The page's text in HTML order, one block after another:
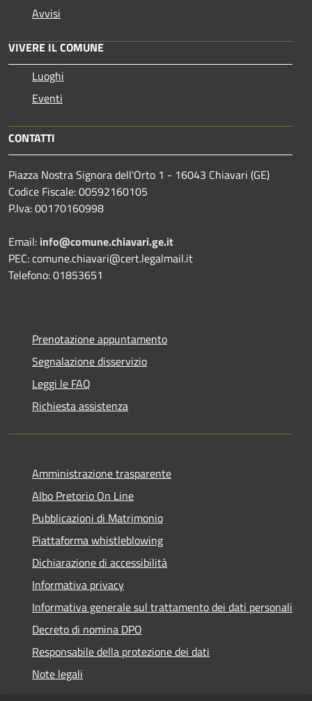
Avvisi
VIVERE IL COMUNE
Luoghi
Eventi
CONTATTI
Piazza Nostra Signora dell'Orto 1 - 16043 Chiavari (GE)
Codice Fiscale: 00592160105
P.Iva: 00170160998
Email: info@comune.chiavari.ge.it
PEC: comune.chiavari@cert.legalmail.it
Telefono: 01853651
Prenotazione appuntamento
Segnalazione disservizio
Leggi le FAQ
Richiesta assistenza
Amministrazione trasparente
Albo Pretorio On Line
Pubblicazioni di Matrimonio
Piattaforma whistleblowing
Dichiarazione di accessibilità
Informativa privacy
Informativa generale sul trattamento dei dati personali
Decreto di nomina DPO
Responsabile della protezione dei dati
Note legali